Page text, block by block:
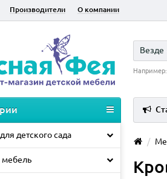
Производители О компании
Везде
Например:
детского сада
мебель